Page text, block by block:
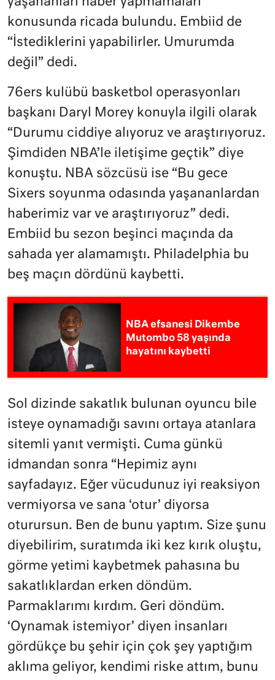
konusunda ricada bulundu. Embiid de
“İstediklerini yapabilirler. Umurumda
değil” dedi.
76ers kulübü basketbol operasyonları
başkanı Daryl Morey konuyla ilgili olarak
“Durumu ciddiye alıyoruz ve araştırıyoruz.
Şimdiden NBA’le iletişime geçtik” diye
konuştu. NBA sözcüsü ise “Bu gece
Sixers soyunma odasında yaşananlardan
haberimiz var ve araştırıyoruz” dedi.
Embiid bu sezon beşinci maçında da
sahada yer alamamıştı. Philadelphia bu
beş maçın dördünü kaybetti.
NBA efsanesi Dikembe
Mutombo 58 yaşında
hayatını kaybetti
Sol dizinde sakatlık bulunan oyuncu bile
isteye oynamadığı savını ortaya atanlara
sitemli yanıt vermişti. Cuma günkü
idmandan sonra “Hepimiz aynı
sayfadayız. Eğer vücudunuz iyi reaksiyon
vermiyorsa ve sana ‘otur’ diyorsa
oturursun. Ben de bunu yaptım. Size şunu
diyebilirim, suratımda iki kez kırık oluştu,
görme yetimi kaybetmek pahasına bu
sakatlıklardan erken döndüm.
Parmaklarımı kırdım. Geri döndüm.
‘Oynamak istemiyor’ diyen insanları
gördükçe bu şehir için çok şey yaptığım
aklıma geliyor, kendimi riske attım, bunu